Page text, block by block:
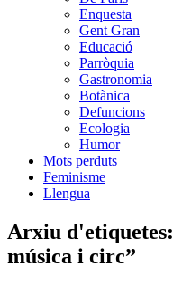
Enquesta
Gent Gran
Educació
Parròquia
Gastronomia
Botànica
Defuncions
Ecologia
Humor
Mots perduts
Feminisme
Llengua
Arxiu d'etiquetes:
música i circ”